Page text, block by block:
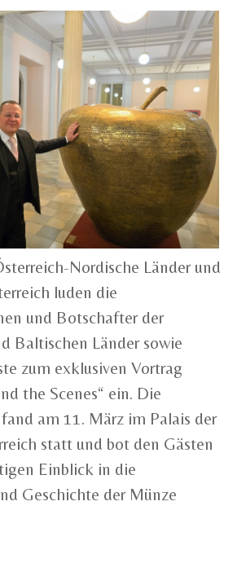
Nordische Länder und
luden die
und Botschafter der
Baltischen Länder sowie
zum exklusiven Vortrag
the Scenes“ ein. Die
am 11. März im Palais der
statt und bot den Gästen
Einblick in die
Geschichte der Münze